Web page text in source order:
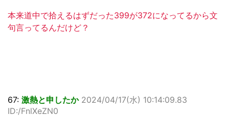
本来道中で拾えるはずだった399が372になってるから文
句言ってるんだけど？
67: 激熱と申したか 2024/04/17(水) 10:14:09.83
ID:/FnlXeZN0